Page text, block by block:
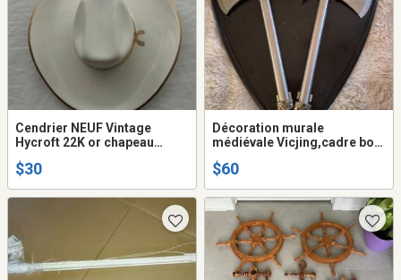
Cendrier NEUF Vintage
Hycroft 22K or chapeau
$30
Décoration murale
médiévale Vicjing,cadre bois
$60